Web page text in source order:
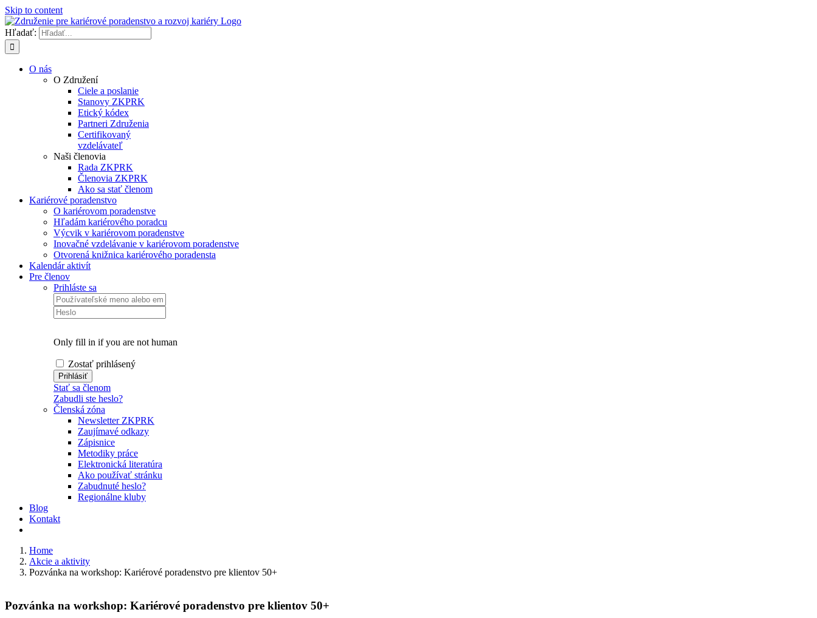
Skip to content
Hľadať:
O nás
O Združení
Ciele a poslanie
Stanovy ZKPRK
Etický kódex
Partneri Združenia
Certifikovaný
vzdelávateľ
Naši členovia
Rada ZKPRK
Členovia ZKPRK
Ako sa stať členom
Kariérové poradenstvo
O kariérovom poradenstve
Hľadám kariérového poradcu
Výcvik v kariérovom poradenstve
Inovačné vzdelávanie v kariérovom poradenstve
Otvorená knižnica kariérového poradensta
Kalendár aktivít
Pre členov
Prihláste sa
Only fill in if you are not human
Zostať prihlásený
Stať sa členom
Zabudli ste heslo?
Členská zóna
Newsletter ZKPRK
Zaujímavé odkazy
Zápisnice
Metodiky práce
Elektronická literatúra
Ako používať stránku
Zabudnuté heslo?
Regionálne kluby
Blog
Kontakt
Home
Akcie a aktivity
Pozvánka na workshop: Kariérové poradenstvo pre klientov 50+
Pozvánka na workshop: Kariérové poradenstvo pre klientov 50+